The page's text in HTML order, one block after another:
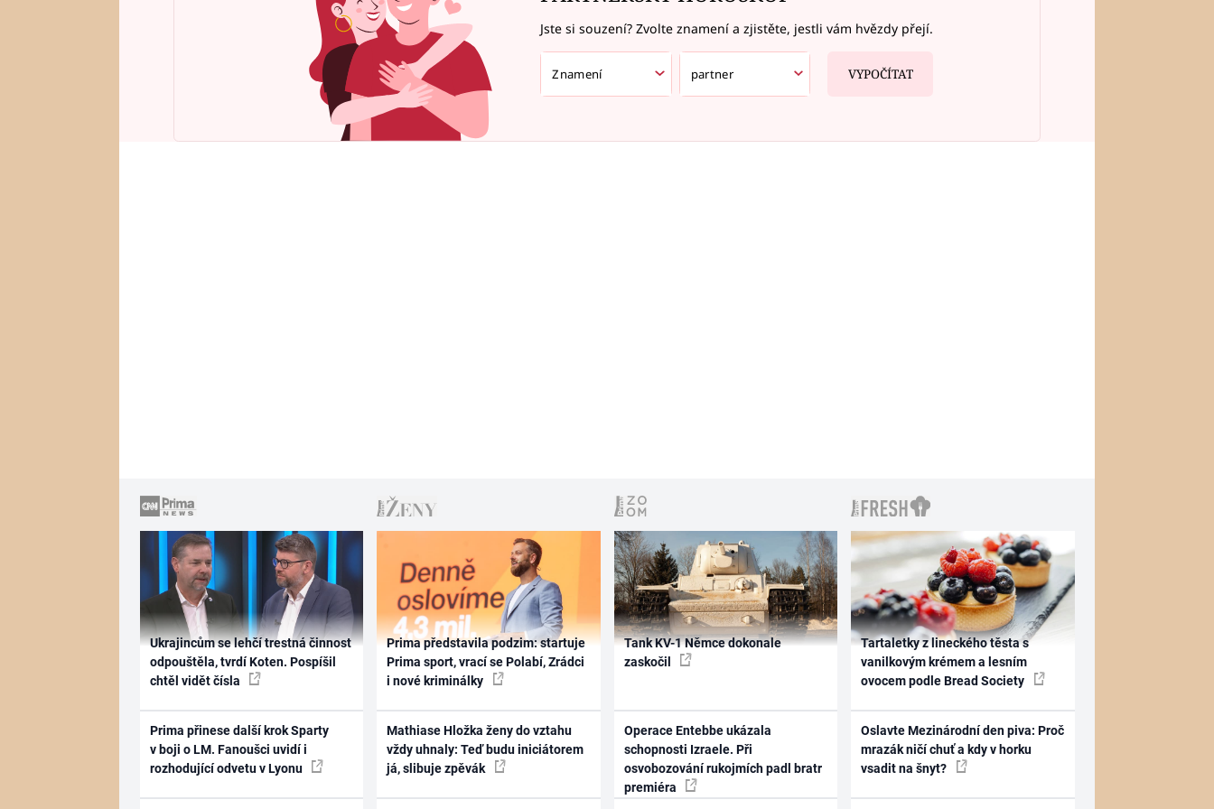
Jste si souzení? Zvolte znamení a zjistěte, jestli vám hvězdy přejí.
VYPOČÍTAT
Ukrajincům se lehčí trestná činnost
odpouštěla, tvrdí Koten. Pospíšil
chtěl vidět čísla
Prima přinese další krok Sparty
v boji o LM. Fanoušci uvidí i
rozhodující odvetu v Lyonu
Prima představila podzim: startuje
Prima sport, vrací se Polabí, Zrádci
i nové kriminálky
Mathiase Hložka ženy do vztahu
vždy uhnaly: Teď budu iniciátorem
já, slibuje zpěvák
Tank KV-1 Němce dokonale
zaskočil
Operace Entebbe ukázala
schopnosti Izraele. Při
osvobozování rukojmích padl bratr
premiéra
Tartaletky z lineckého těsta s
vanilkovým krémem a lesním
ovocem podle Bread Society
Oslavte Mezinárodní den piva: Proč
mrazák ničí chuť a kdy v horku
vsadit na šnyt?